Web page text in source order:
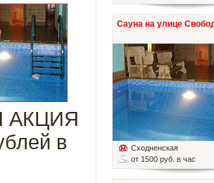
Сауна на улице
Сходненская
от 1500 руб. в час
АКЦИЯ
в